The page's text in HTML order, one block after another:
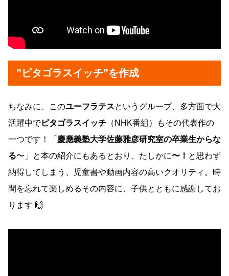
”ピタゴラスイッチ”を作成
ちなみに、このユーフラテスというグループ、多方面で大
活躍中でピタゴラスイッチ （NHK番組）もその代表作の
一つです！「 慶應義塾大学佐藤雅彦研究室の卒業生からな
る〜」と本の紹介にもあるとおり、たしかに〜！ と思わず
納得してしまう、児童書や動画内容の高いクオリティ。時
間を忘れて楽しめるその内容に、子供とともに感謝してお
ります 🙌